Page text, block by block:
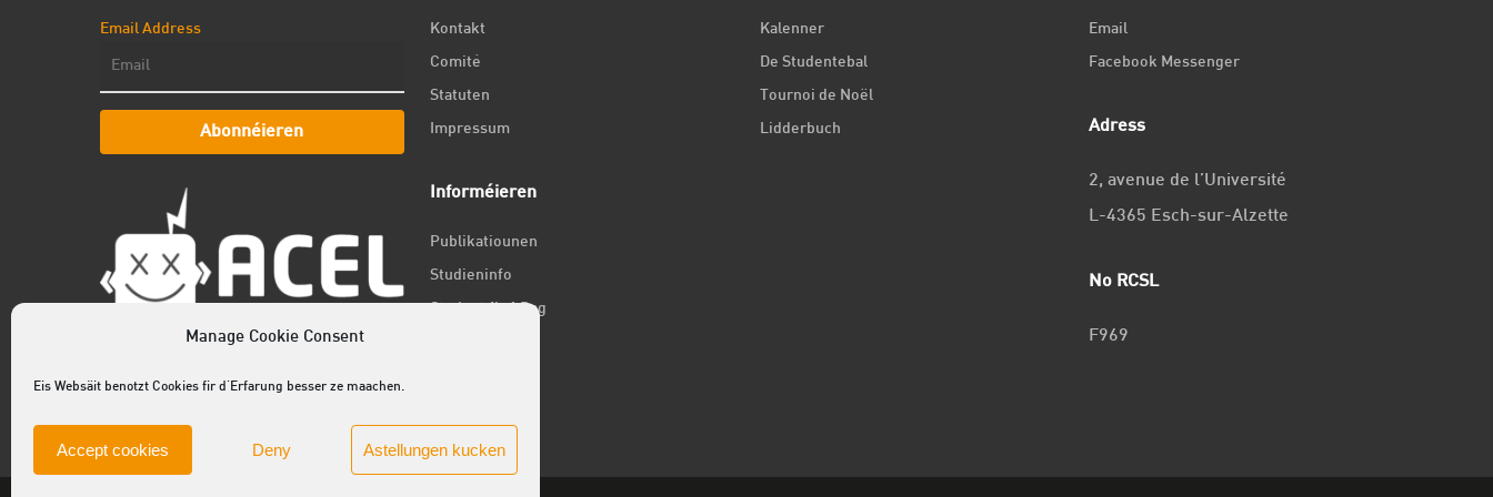
Manage Cookie Consent
Eis Websäit benotzt Cookies fir d'Erfarung besser ze maachen.
Accept cookies Deny Astellungen kucken
Email Address
Abonnéieren
Kontakt
Comité
Statuten
Impressum
Informéieren
Publikatiounen
Studieninfo
Student fir 1 Dag
Kalenner
De Studentebal
Tournoi de Noël
Lidderbuch
Email
Facebook Messenger
Adress
2, avenue de l’Université
L-4365 Esch-sur-Alzette
No RCSL
F969